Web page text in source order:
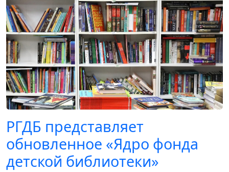
РГДБ представляет
обновленное «Ядро фонда
детской библиотеки»